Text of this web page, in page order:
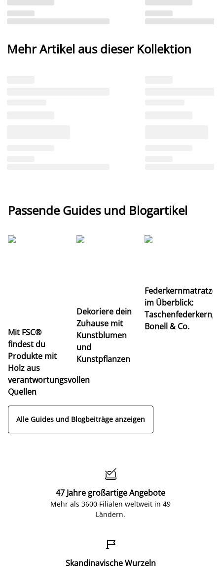
Mehr Artikel aus dieser Kollektion
Passende Guides und Blogartikel
Mit FSC®
findest du
Produkte mit
Holz aus
verantwortungsvollen
Quellen
Dekoriere dein
Zuhause mit
Kunstblumen
und
Kunstpflanzen
im Überblick:
Taschenfederkern,
Bonell & Co.
Alle Guides und Blogbeiträge anzeigen

47 Jahre großartige Angebote
Mehr als 3600 Filialen weltweit in 49
Ländern.

Skandinavische Wurzeln